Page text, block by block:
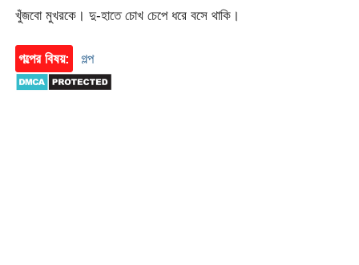
খুঁজবো মুখরকে। দু-হাতে চোখ চেপে ধরে বসে থাকি।
গল্পের বিষয়: গল্প